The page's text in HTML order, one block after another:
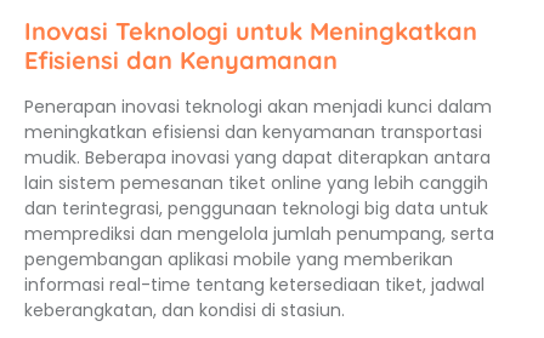
Inovasi Teknologi untuk Meningkatkan
Efisiensi dan Kenyamanan
Penerapan inovasi teknologi akan menjadi kunci dalam
meningkatkan efisiensi dan kenyamanan transportasi
mudik. Beberapa inovasi yang dapat diterapkan antara
lain sistem pemesanan tiket online yang lebih canggih
dan terintegrasi, penggunaan teknologi big data untuk
memprediksi dan mengelola jumlah penumpang, serta
pengembangan aplikasi mobile yang memberikan
informasi real-time tentang ketersediaan tiket, jadwal
keberangkatan, dan kondisi di stasiun.